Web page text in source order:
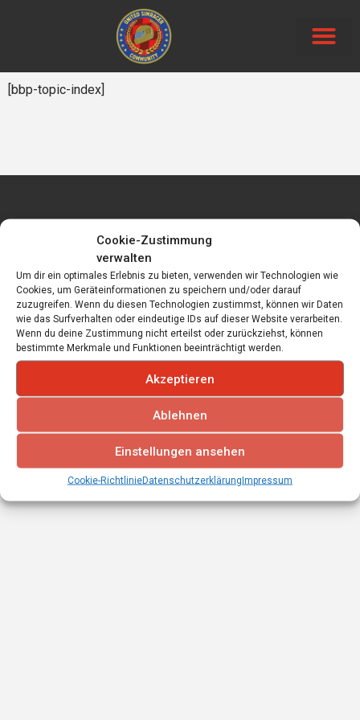
Cookie-Zustimmung
verwalten
Um dir ein optimales Erlebnis zu bieten, verwenden wir Technologien wie
Cookies, um Geräteinformationen zu speichern und/oder darauf
zuzugreifen. Wenn du diesen Technologien zustimmst, können wir Daten
wie das Surfverhalten oder eindeutige IDs auf dieser Website verarbeiten.
Wenn du deine Zustimmung nicht erteilst oder zurückziehst, können
bestimmte Merkmale und Funktionen beeinträchtigt werden.
Akzeptieren
Ablehnen
Einstellungen ansehen
Cookie-RichtlinieDatenschutzerklärungImpressum
[bbp-topic-index]
Datenschutzerklärung
Impressum
Cookie-Richtlinie (EU)